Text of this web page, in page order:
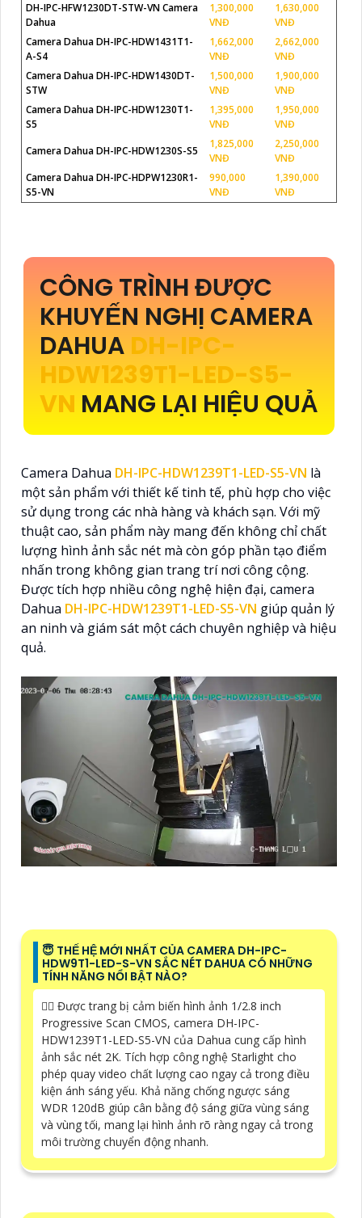
DH-IPC-HFW1230DT-STW-VN Camera
Dahua
1,300,000
VNĐ
1,630,000
VNĐ
Camera Dahua DH-IPC-HDW1431T1-
A-S4
1,662,000
VNĐ
2,662,000
VNĐ
Camera Dahua DH-IPC-HDW1430DT-
STW
1,500,000
VNĐ
1,900,000
VNĐ
Camera Dahua DH-IPC-HDW1230T1-
S5
1,395,000
VNĐ
1,950,000
VNĐ
Camera Dahua DH-IPC-HDW1230S-S5
1,825,000
VNĐ
2,250,000
VNĐ
Camera Dahua DH-IPC-HDPW1230R1-
S5-VN
990,000
VNĐ
1,390,000
VNĐ
CÔNG TRÌNH ĐƯỢC
KHUYẾN NGHỊ CAMERA
DAHUA DH-IPC-
HDW1239T1-LED-S5-
VN MANG LẠI HIỆU QUẢ
Camera Dahua DH-IPC-HDW1239T1-LED-S5-VN là
một sản phẩm với thiết kế tinh tế, phù hợp cho việc
sử dụng trong các nhà hàng và khách sạn. Với mỹ
thuật cao, sản phẩm này mang đến không chỉ chất
lượng hình ảnh sắc nét mà còn góp phần tạo điểm
nhấn trong không gian trang trí nơi công cộng.
Được tích hợp nhiều công nghệ hiện đại, camera
Dahua DH-IPC-HDW1239T1-LED-S5-VN giúp quản lý
an ninh và giám sát một cách chuyên nghiệp và hiệu
quả.
😇 THẾ HỆ MỚI NHẤT CỦA CAMERA DH-IPC-
HDW9T1-LED-S-VN SẮC NÉT DAHUA CÓ NHỮNG
TÍNH NĂNG NỔI BẬT NÀO?
❤️‍💋‍ Được trang bị cảm biến hình ảnh 1/2.8 inch
Progressive Scan CMOS, camera DH-IPC-
HDW1239T1-LED-S5-VN của Dahua cung cấp hình
ảnh sắc nét 2K. Tích hợp công nghệ Starlight cho
phép quay video chất lượng cao ngay cả trong điều
kiện ánh sáng yếu. Khả năng chống ngược sáng
WDR 120dB giúp cân bằng độ sáng giữa vùng sáng
và vùng tối, mang lại hình ảnh rõ ràng ngay cả trong
môi trường chuyển động nhanh.